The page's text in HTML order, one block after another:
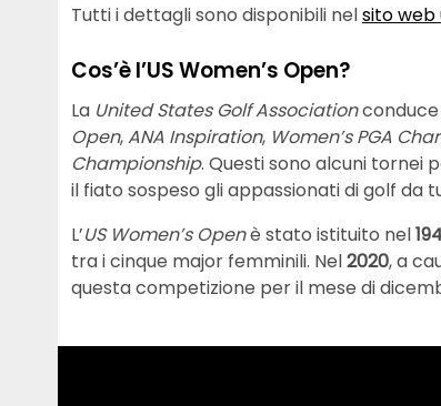
Tutti i dettagli sono disponibili nelsito web
Cos’è l’US Women’s Open?
La United States Golf Associationconduce
Open,ANA Inspiration, Women’s PGA
Championship. Questi sono alcuni tornei
il fiato sospeso gli appassionati di golf da
L’US Women’s Openè stato istituito nel
tra i cinque major femminili. Nel2020, a
questa competizione per il mese di